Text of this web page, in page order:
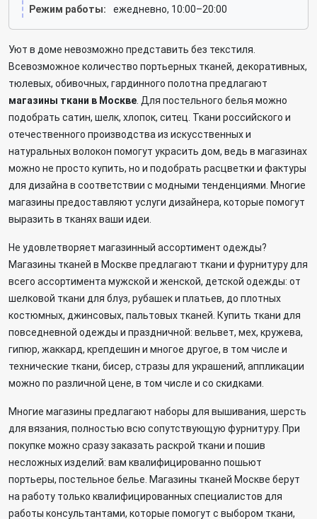
Режим работы:
ежедневно, 10:00–20:00
Уют в доме невозможно представить без текстиля.
Всевозможное количество портьерных тканей, декоративных,
тюлевых, обивочных, гардинного полотна предлагают
магазины ткани в Москве . Для постельного белья можно
подобрать сатин, шелк, хлопок, ситец. Ткани российского и
отечественного производства из искусственных и
натуральных волокон помогут украсить дом, ведь в магазинах
можно не просто купить, но и подобрать расцветки и фактуры
для дизайна в соответствии с модными тенденциями. Многие
магазины предоставляют услуги дизайнера, которые помогут
выразить в тканях ваши идеи.
Не удовлетворяет магазинный ассортимент одежды?
Магазины тканей в Москве предлагают ткани и фурнитуру для
всего ассортимента мужской и женской, детской одежды: от
шелковой ткани для блуз, рубашек и платьев, до плотных
костюмных, джинсовых, пальтовых тканей. Купить ткани для
повседневной одежды и праздничной: вельвет, мех, кружева,
гипюр, жаккард, крепдешин и многое другое, в том числе и
технические ткани, бисер, стразы для украшений, аппликации
можно по различной цене, в том числе и со скидками.
Многие магазины предлагают наборы для вышивания, шерсть
для вязания, полностью всю сопутствующую фурнитуру. При
покупке можно сразу заказать раскрой ткани и пошив
несложных изделий: вам квалифицированно пошьют
портьеры, постельное белье. Магазины тканей Москве берут
на работу только квалифицированных специалистов для
работы консультантами, которые помогут с выбором ткани,